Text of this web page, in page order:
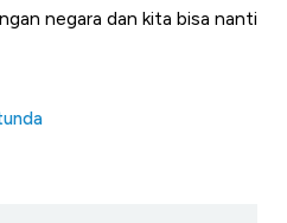
negara dan kita bisa nanti